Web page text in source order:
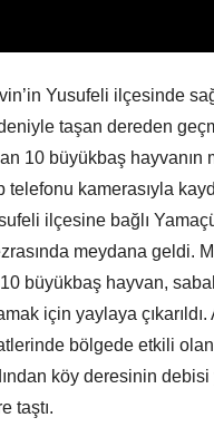
Yusufeli ilçesinde
taşan dereden
10 büyükbaş hayvanın
telefonu kamerasıyla
ilçesine bağlı
meydana geldi.
büyükbaş hayvan,
için yaylaya çıkarıldı.
bölgede etkili olan
köy deresinin
taştı.